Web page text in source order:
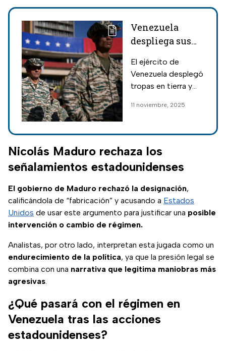
Venezuela
despliega sus
armamento
ante el caso de
Estados Unidos
El ejército de
Venezuela desplegó
tropas en tierra y
llegara el
Ford a
Latinoamérica para
combatir al
narcotráfico.
11 noviembre, 2025
Nicolás Maduro rechaza los
señalamientos estadounidenses
El gobierno de Maduro rechazó la designación,
calificándola de “fabricación” y acusando a Estados
Unidos de usar este argumento para justificar una posible
intervención o cambio de régimen.
Analistas, por otro lado, interpretan esta jugada como un
endurecimiento de la política, ya que la presión legal se
combina con una narrativa que legitima maniobras más
agresivas.
¿Qué pasará con el régimen en
Venezuela tras las acciones
estadounidenses?